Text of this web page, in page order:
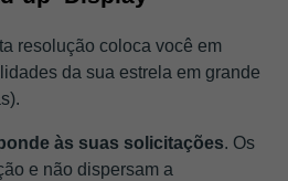
resolução coloca você em
da sua estrela em grande
às suas solicitações. Os
e não dispersam a